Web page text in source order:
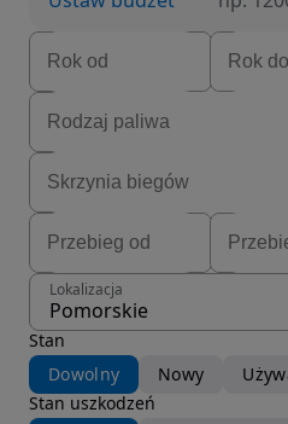
Lokalizacja
Pomorskie
Stan
Dowolny
Nowy
Stan uszkodzeń